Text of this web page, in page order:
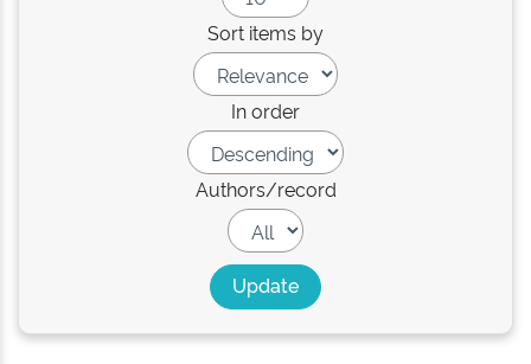
Sort items by
In order
Authors/record